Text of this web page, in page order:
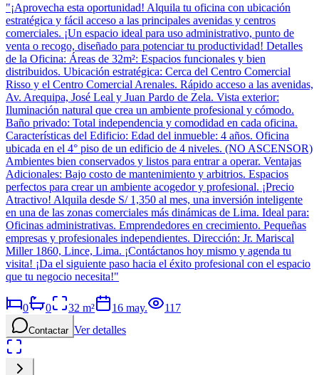
"¡Aprovecha esta oportunidad! Alquila tu oficina con ubicación
estratégica y fácil acceso a las principales avenidas y centros
comerciales. ¡Un espacio ideal para uso administrativo, punto de
venta o recogo, diseñado para potenciar tu productividad! Detalles
de la Oficina: Áreas de 32m²: Espacios funcionales y bien
distribuidos. Ubicación estratégica: Cerca del Centro Comercial
Risso y el Centro Comercial Arenales. Rápido acceso a las avenidas,
Av. Arequipa, José Leal y Juan Pardo de Zela. Vista exterior:
Iluminación natural que crea un ambiente profesional y cómodo.
Baño privado: Total independencia y comodidad en cada oficina.
Características del Edificio: Edad del inmueble: 4 años. Oficina
ubicada en el 4° piso de un edificio de 4 niveles. (NO ASCENSOR)
Ambientes bien conservados y listos para entrar a operar. Ventajas
Adicionales: Bajo costo de mantenimiento y arbitrios. Espacios
perfectos para crear un ambiente acogedor y profesional. ¡Precio
Atractivo! Alquila desde S/ 1,350 al mes, una inversión inteligente
en una de las zonas comerciales más dinámicas de Lima. Ideal para:
Oficinas administrativas. Emprendedores en crecimiento. Pequeñas
empresas y profesionales independientes. Dirección: Jr. Mariscal
Miller 1860, Lince, Lima. ¡Contáctanos hoy mismo y agenda tu
visita! ¡Da el siguiente paso hacia el éxito profesional con el espacio
que tu negocio necesita!"
0 0 32 m² 16 may. 117
Contactar Ver detalles